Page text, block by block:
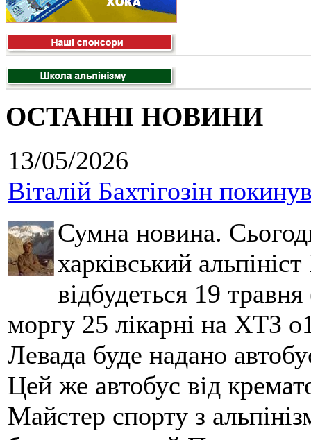
ОСТАННІ НОВИНИ
13/05/2026
Віталій Бахтігозін
Сумна новина.
харківський
відбудеться 19
моргу 25 лікарні на ХТЗ
Левада буде надано
Цей же автобус від
Майстер спорту з